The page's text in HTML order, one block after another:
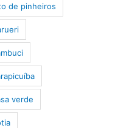
de pinheiros
verde